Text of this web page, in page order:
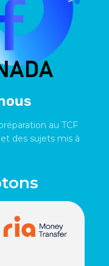
au TCF
des sujets mis à